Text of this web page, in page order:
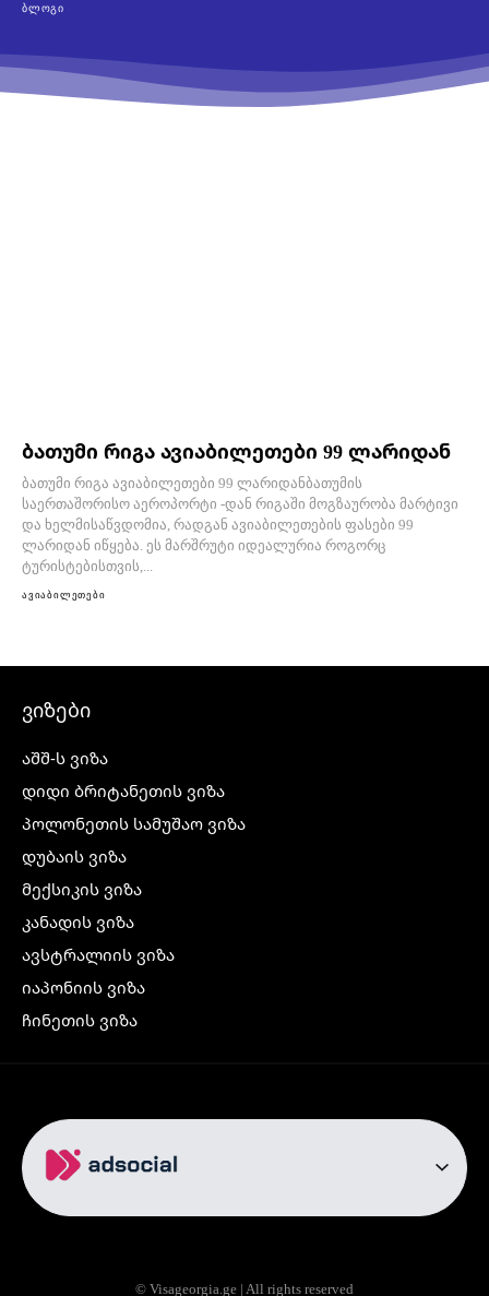
ᲑᲚᲝᲒᲘ
ბათუმი რიგა ავიაბილეთები 99 ლარიდან
ბათუმი რიგა ავიაბილეთები 99 ლარიდანბათუმის
საერთაშორისო აეროპორტი -დან რიგაში მოგზაურობა მარტივი
და ხელმისაწვდომია, რადგან ავიაბილეთების ფასები 99
ლარიდან იწყება. ეს მარშრუტი იდეალურია როგორც
ტურისტებისთვის,...
ავიაბილეთები
ვიზები
აშშ-ს ვიზა
დიდი ბრიტანეთის ვიზა
პოლონეთის სამუშაო ვიზა
დუბაის ვიზა
მექსიკის ვიზა
კანადის ვიზა
ავსტრალიის ვიზა
იაპონიის ვიზა
ჩინეთის ვიზა
ჩრდილოეთ ირლანდიის ვიზა
რუსეთის ვიზა
ავიაბილეთები
© Visageorgia.ge | All rights reserved